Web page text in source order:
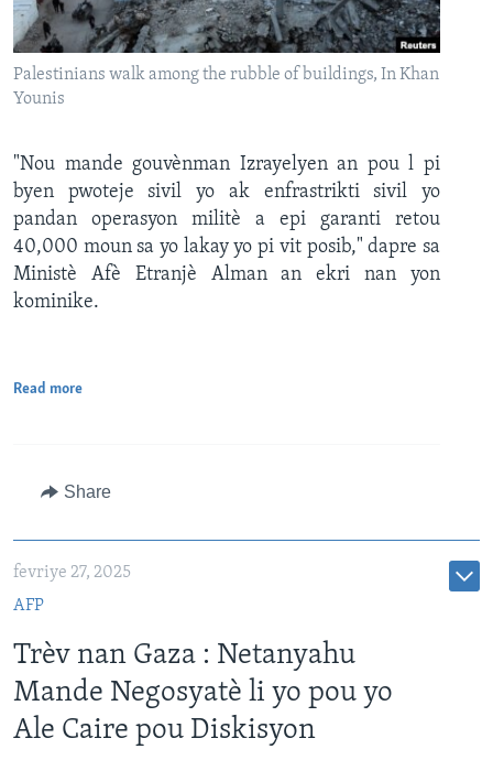
Palestinians walk among the rubble of buildings, In Khan
Younis
"Nou mande gouvènman Izrayelyen an pou l pi
byen pwoteje sivil yo ak enfrastrikti sivil yo
pandan operasyon militè a epi garanti retou
40,000 moun sa yo lakay yo pi vit posib," dapre sa
Ministè Afè Etranjè Alman an ekri nan yon
kominike.
Read more
Share
fevriye 27, 2025
AFP
Trèv nan Gaza : Netanyahu
Mande Negosyatè li yo pou yo
Ale Caire pou Diskisyon